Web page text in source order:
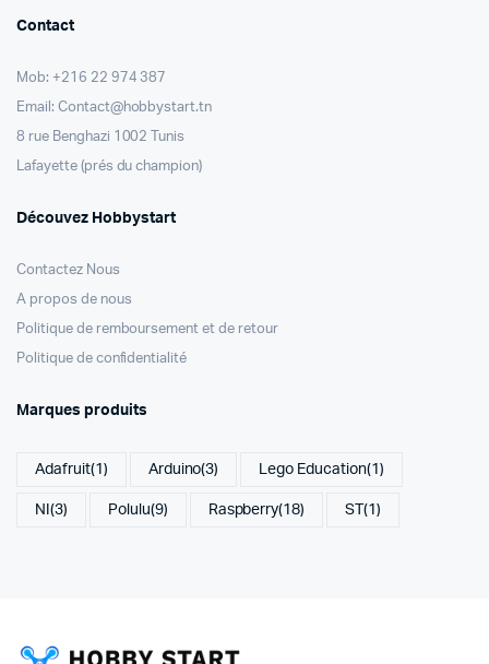
Contact
Mob: +216 22 974 387
Email: Contact@hobbystart.tn
8 rue Benghazi 1002 Tunis
Lafayette (prés du champion)
Découvez Hobbystart
Contactez Nous
A propos de nous
Politique de remboursement et de retour
Politique de confidentialité
Marques produits
Adafruit(1) Arduino(3) Lego Education(1)
NI (3) Polulu(9) Raspberry(18) ST(1)